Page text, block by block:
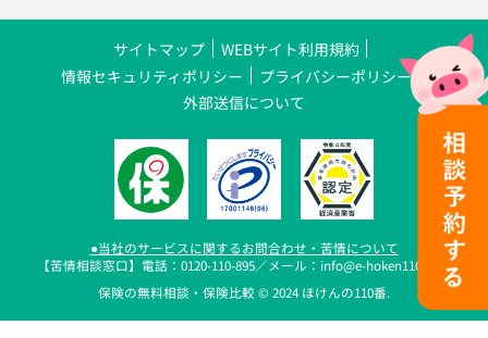
サイトマップ
WEBサイト利用規約
情報セキュリティポリシー
プライバシーポリシー
外部送信について
●当社のサービスに関するお問合わせ・苦情について
【苦情相談窓口】電話：0120-110-895／メール：info@e-hoken110.com
保険の無料相談・保険比較 © 2024 ほけんの110番.